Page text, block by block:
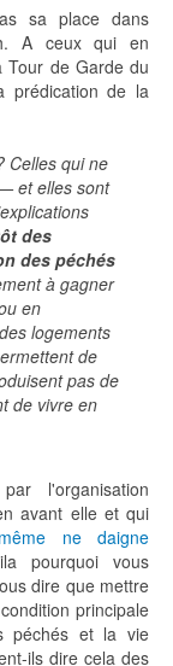
sa place dans
A ceux qui en
Tour de Garde du
prédication de la
Celles qui ne
et elles sont
des
des péchés
à gagner
en
logements
de
pas de
de vivre en
l'organisation
avant elle et qui
ne daigne
pourquoi vous
dire que mettre
principale
péchés et la vie
ils dire cela des